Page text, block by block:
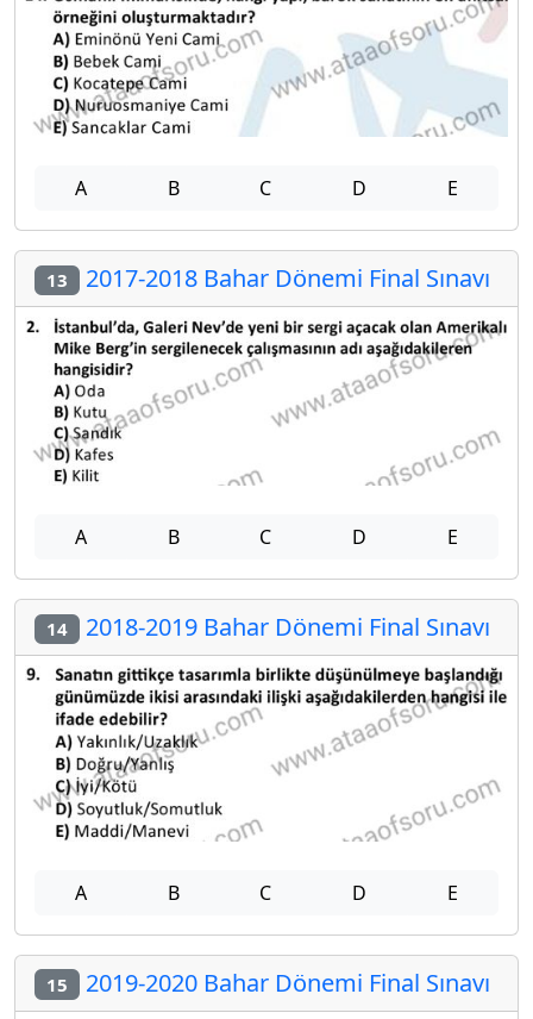
A B C D E
13 2017-2018 Bahar Dönemi Final Sınavı
A B C D E
14 2018-2019 Bahar Dönemi Final Sınavı
A B C D E
15 2019-2020 Bahar Dönemi Final Sınavı